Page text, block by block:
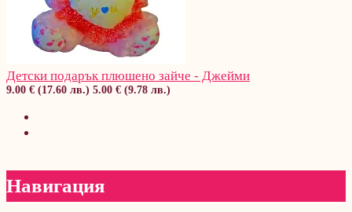
Детски подарък плюшено зайче - Джейми
9.00 € (17.60 лв.) 5.00 € (9.78 лв.)
Навигация